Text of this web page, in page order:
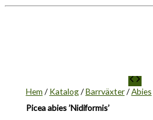
Hem / Katalog/Barrväxter/Abies
Picea abies ’Nidiformis’